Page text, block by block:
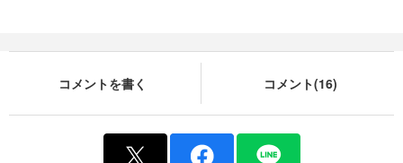
コメントを書く コメント(16)